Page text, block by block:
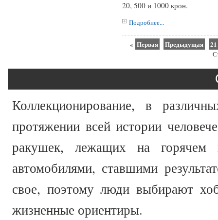
20, 500 и 1000 крон.
Подробнее...
« Первая Предыдущая 21
Коллекционирование, в
протяжении всей истории
ракушек, лежащих на горячем
автомобилями, ставшими
свое, поэтому люди выбирают
жизненные ориентиры.